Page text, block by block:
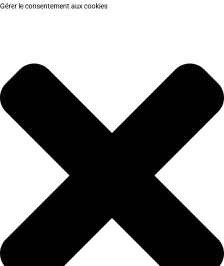
Gérer le consentement aux cookies